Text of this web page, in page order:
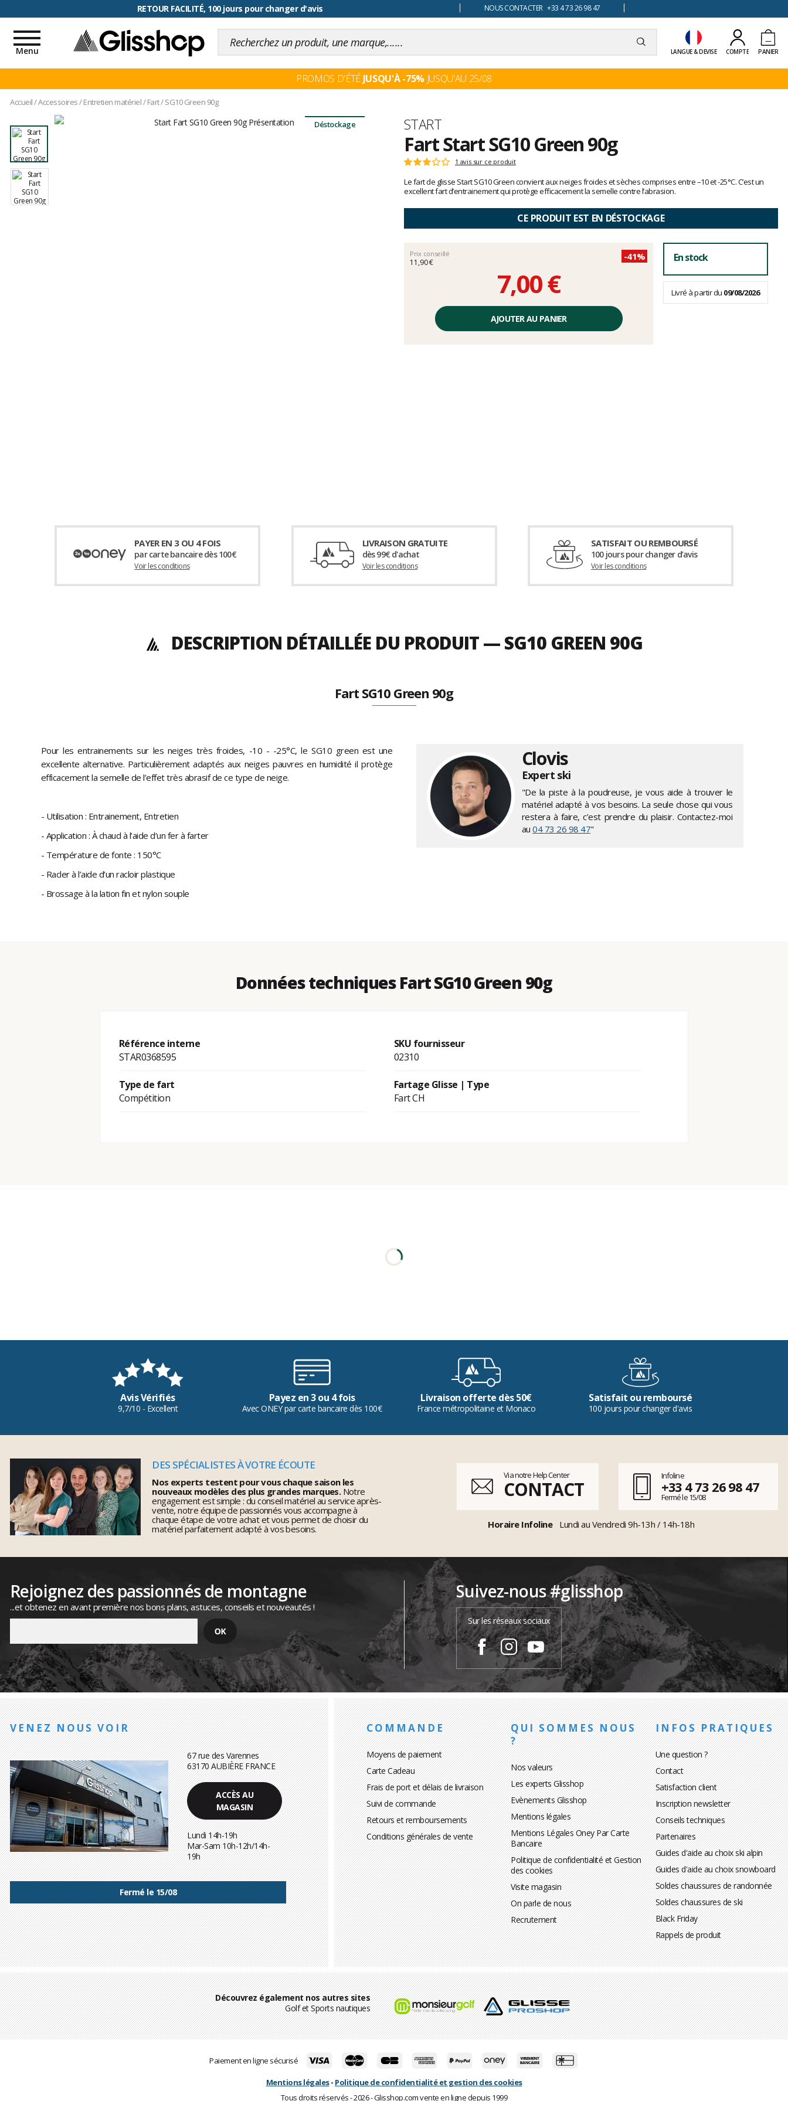
RETOUR FACILITÉ, 100 jours pour changer d'avis NOUS CONTACTER +33 4 73 26 98 47
LANGUE & DEVISE COMPTE PANIER
Toggle
navigation
Menu
PROMOS D'ÉTÉ JUSQU'À -75%JUSQU'AU 25/08
Accueil/Accessoires/Entretien matériel/Fart/SG10 Green 90g
Déstockage Marque
START
Fart Start SG10 Green 90g
Les
clients
Note
:
3
sur
5
1 avis sur ce produit
Le fart de glisse Start SG10 Green convient aux neiges froides et sèches comprises entre –10 et -25°C. C’est un
excellent fart d’entrainement qui protège efficacement la semelle contre l’abrasion.
CE PRODUIT EST EN DÉSTOCKAGE
Prix conseillé
11,90 €
-41%
7,00 €
AJOUTER AU PANIER
En stock
Livré à partir du 09/08/2026
PAYER EN 3 OU 4 FOIS
par carte bancaire dès 100€
Voir les conditions
LIVRAISON GRATUITE
dès 99€ d'achat
Voir les conditions
SATISFAIT OU REMBOURSÉ
100 jours pour changer d’avis
Voir les conditions
DESCRIPTION DÉTAILLÉE DU PRODUIT — SG10 GREEN 90G
Fart SG10 Green 90g
Pour les entrainements sur les neiges très froides, -10 - -25°C, le SG10 green est une
excellente alternative. Particulièrement adaptés aux neiges pauvres en humidité il protège
efficacement la semelle de l’effet très abrasif de ce type de neige.
- Utilisation : Entrainement, Entretien
- Application : À chaud à l’aide d’un fer à farter
- Température de fonte : 150°C
- Racler à l’aide d’un racloir plastique
- Brossage à la lation fin et nylon souple
Clovis
Expert ski
"De la piste à la poudreuse, je vous aide à trouver le
matériel adapté à vos besoins. La seule chose qui vous
restera à faire, c’est prendre du plaisir. Contactez-moi
au 04 73 26 98 47"
Données techniques Fart SG10 Green 90g
Référence interne
STAR0368595
SKU fournisseur
02310
Type de fart
Compétition
Fartage Glisse | Type
Fart CH
Avis Vérifiés
9,7/10 - Excellent
Payez en 3 ou 4 fois
Avec ONEY par carte bancaire dès 100€
Livraison offerte dès 50€
France métropolitaine et Monaco
Satisfait ou remboursé
100 jours pour changer d'avis
DES SPÉCIALISTES À VOTRE ÉCOUTE
Nos experts testent pour vous chaque saison les
nouveaux modèles des plus grandes marques.Notre
engagement est simple : du conseil matériel au service après-
vente, notre équipe de passionnés vous accompagne à
chaque étape de votre achat et vous permet de choisir du
matériel parfaitement adapté à vos besoins.
Via notre Help Center
CONTACT
Infoline
+33 4 73 26 98 47
Fermé le 15/08
Horaire Infoline Lundi au Vendredi 9h-13h / 14h-18h
Rejoignez des passionnés de montagne
...et obtenez en avant première nos bons plans, astuces, conseils et nouveautés !
Suivez-nous #glisshop
Sur les réseaux sociaux
VENEZ NOUS VOIR
67 rue des Varennes
63170 AUBIÈRE FRANCE
ACCÈS AU
MAGASIN
Lundi 14h-19h
Mar-Sam 10h-12h/14h-
19h
Fermé le 15/08
COMMANDE
Moyens de paiement
Carte Cadeau
Frais de port et délais de livraison
Suivi de commande
Retours et remboursements
Conditions générales de vente
QUI SOMMES NOUS
?
Nos valeurs
Les experts Glisshop
Evènements Glisshop
Mentions légales
Mentions Légales Oney Par Carte
Bancaire
Politique de confidentialité et Gestion
des cookies
Visite magasin
On parle de nous
Recrutement
INFOS PRATIQUES
Une question ?
Contact
Satisfaction client
Inscription newsletter
Conseils techniques
Partenaires
Guides d'aide au choix ski alpin
Guides d'aide au choix snowboard
Soldes chaussures de randonnée
Soldes chaussures de ski
Black Friday
Rappels de produit
Découvrez également nos autres sites
Golf et Sports nautiques
Paiement en ligne sécurisé
Mentions légales- Politique de confidentialité et gestion des cookies
Tous droits réservés - 2026 - Glisshop.com vente en ligne depuis 1999